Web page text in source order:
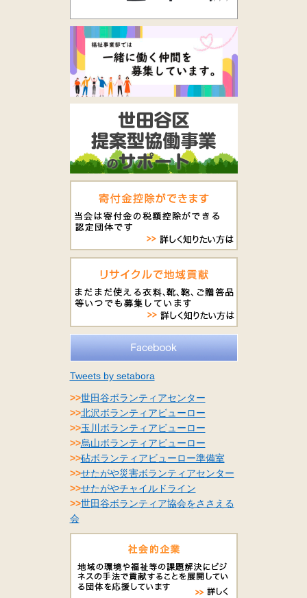
Tweets by setabora
>>世田谷ボランティアセンター
>>北沢ボランティアビューロー
>>玉川ボランティアビューロー
>>烏山ボランティアビューロー
>>砧ボランティアビューロー準備室
>>せたがや災害ボランティアセンター
>>せたがやチャイルドライン
>>世田谷ボランティア協会をささえる
会